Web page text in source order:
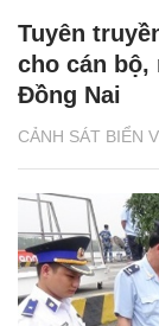
CẢNH SÁT BIỂN
Tuyên
cho cán bộ,
Đồng Nai